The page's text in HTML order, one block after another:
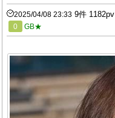
2025/04/08 23:33 9件 1182pv
0 GB★